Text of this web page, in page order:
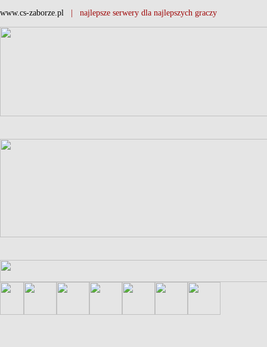
www.cs-zaborze.pl | najlepsze serwery dla najlepszych graczy